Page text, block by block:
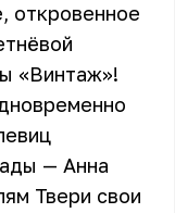
откровенное
«Винтаж»!
— Анна
Твери свои